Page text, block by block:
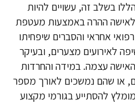
בשלב זה, עשויים להיות
לאישה ההרה באמצעות מעטפת
אחראי והסברים שיפחיתו
לאירועים מצערים, ובעיקר
עצמה. במידה והחרדות
או שהם נמשכים לאורך מספר
להסתייע בגורמי מקצוע